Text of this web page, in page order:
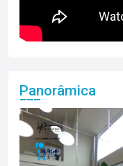
Panorâmica